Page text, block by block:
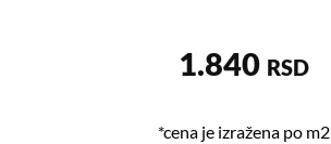
1.840 RSD
*cena je izražena po m2